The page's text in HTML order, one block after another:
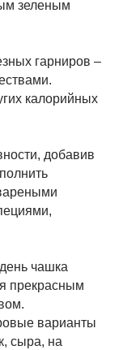
зеленым
гарниров –
калорийных
добавив
чашка
прекрасным
варианты
сыра, на